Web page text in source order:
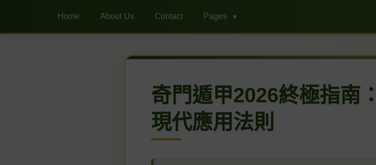
Home About Us Contact Pages ▼
奇門遁甲2026終極指南
現代應用法則